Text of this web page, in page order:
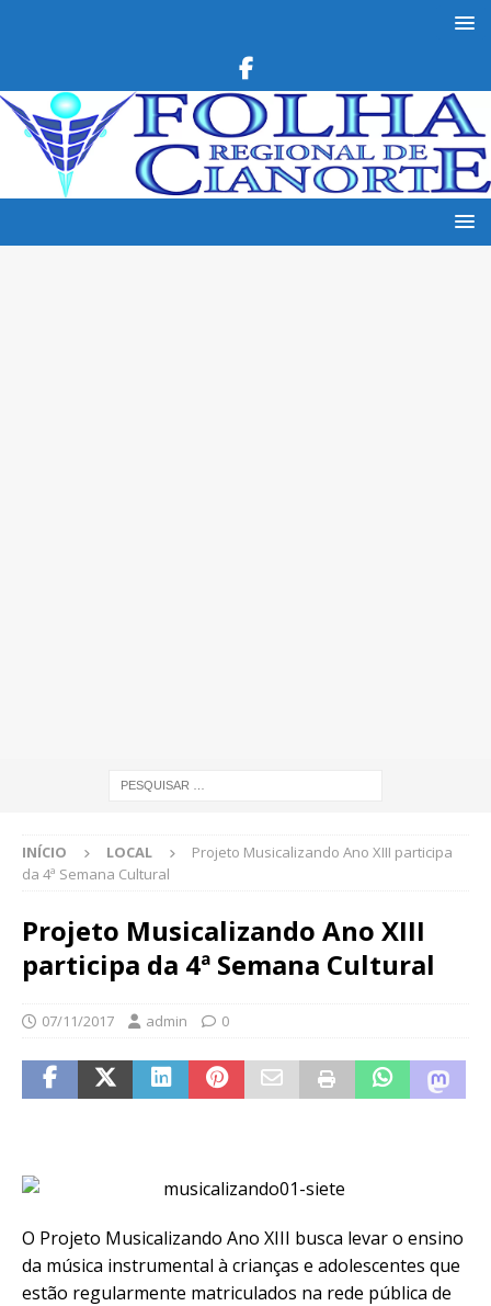
INÍCIO LOCAL
Projeto Musicalizando Ano XIII participa
da 4ª Semana Cultural
Projeto Musicalizando Ano XIII
participa da 4ª Semana Cultural
07/11/2017 admin 0
O Projeto Musicalizando Ano XIII busca levar o ensino
da música instrumental à crianças e adolescentes que
estão regularmente matriculados na rede pública de